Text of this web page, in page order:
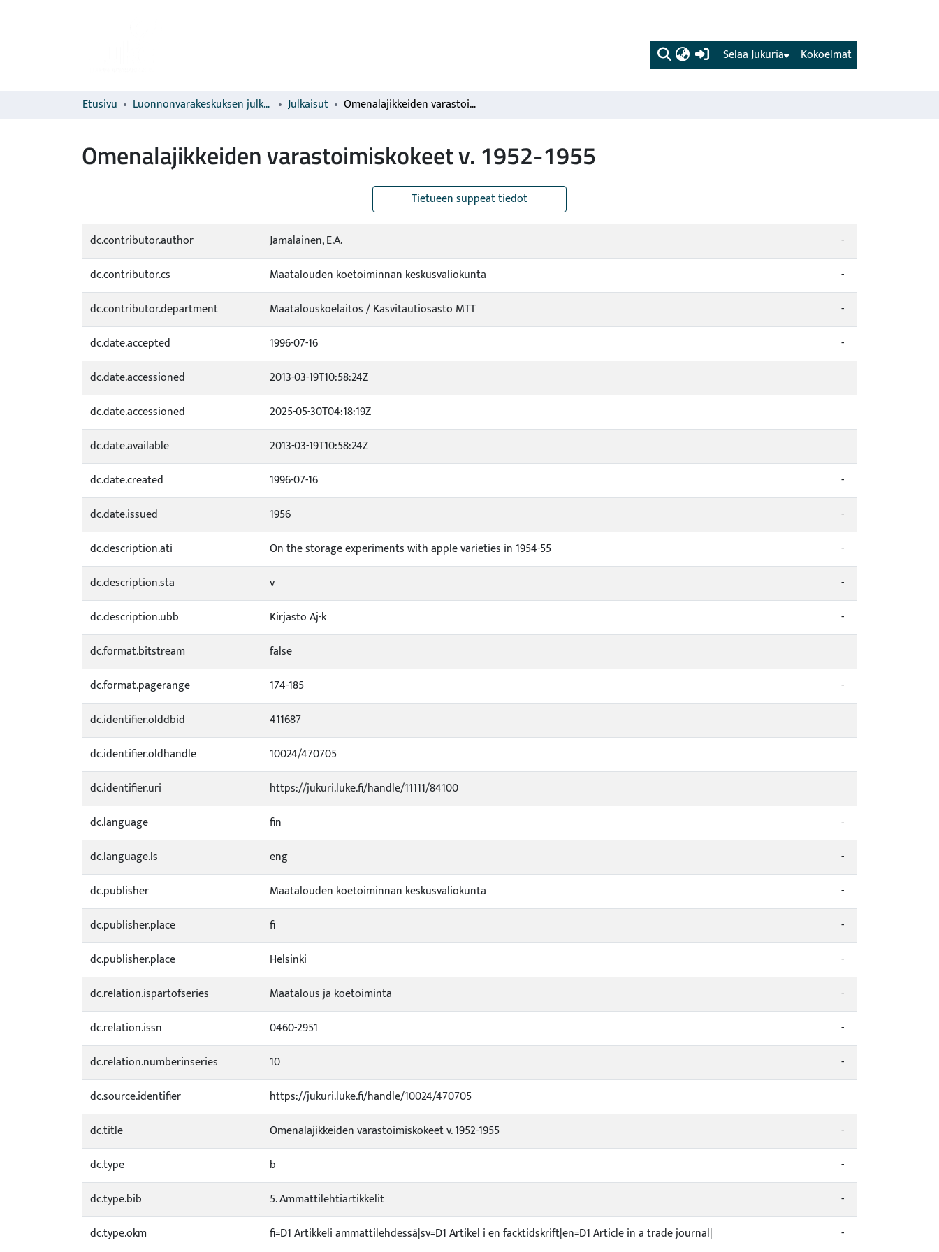
(current) Kokoelmat
Selaa Jukuria
Etusivu Luonnonvarakeskuksen julkaisut Julkaisut Omenalajikkeiden varastoimiskokeet v. 1952-1955
Omenalajikkeiden varastoimiskokeet v. 1952-1955
Tietueen suppeat tiedot
dc.contributor.author Jamalainen, E.A.
-
dc.contributor.cs
Maatalouden koetoiminnan keskusvaliokunta
-
dc.contributor.department
Maatalouskoelaitos / Kasvitautiosasto MTT
-
dc.date.accepted
1996-07-16
-
dc.date.accessioned
2013-03-19T10:58:24Z
dc.date.accessioned
2025-05-30T04:18:19Z
dc.date.available
2013-03-19T10:58:24Z
dc.date.created
1996-07-16
-
dc.date.issued
1956
-
dc.description.ati
On the storage experiments with apple varieties in 1954-55
-
dc.description.sta
v
-
dc.description.ubb
Kirjasto Aj-k
-
dc.format.bitstream
false
dc.format.pagerange
174-185
-
dc.identifier.olddbid
411687
dc.identifier.oldhandle
10024/470705
dc.identifier.uri
https://jukuri.luke.fi/handle/11111/84100
dc.language
fin
-
dc.language.ls
eng
-
dc.publisher
Maatalouden koetoiminnan keskusvaliokunta
-
dc.publisher.place
fi
-
dc.publisher.place
Helsinki
-
dc.relation.ispartofseries
Maatalous ja koetoiminta
-
dc.relation.issn
0460-2951
-
dc.relation.numberinseries
10
-
dc.source.identifier
https://jukuri.luke.fi/handle/10024/470705
dc.title
Omenalajikkeiden varastoimiskokeet v. 1952-1955
-
dc.type
b
-
dc.type.bib
5. Ammattilehtiartikkelit
-
dc.type.okm
fi=D1 Artikkeli ammattilehdessä|sv=D1 Artikel i en facktidskrift|en=D1 Article in a trade journal| -